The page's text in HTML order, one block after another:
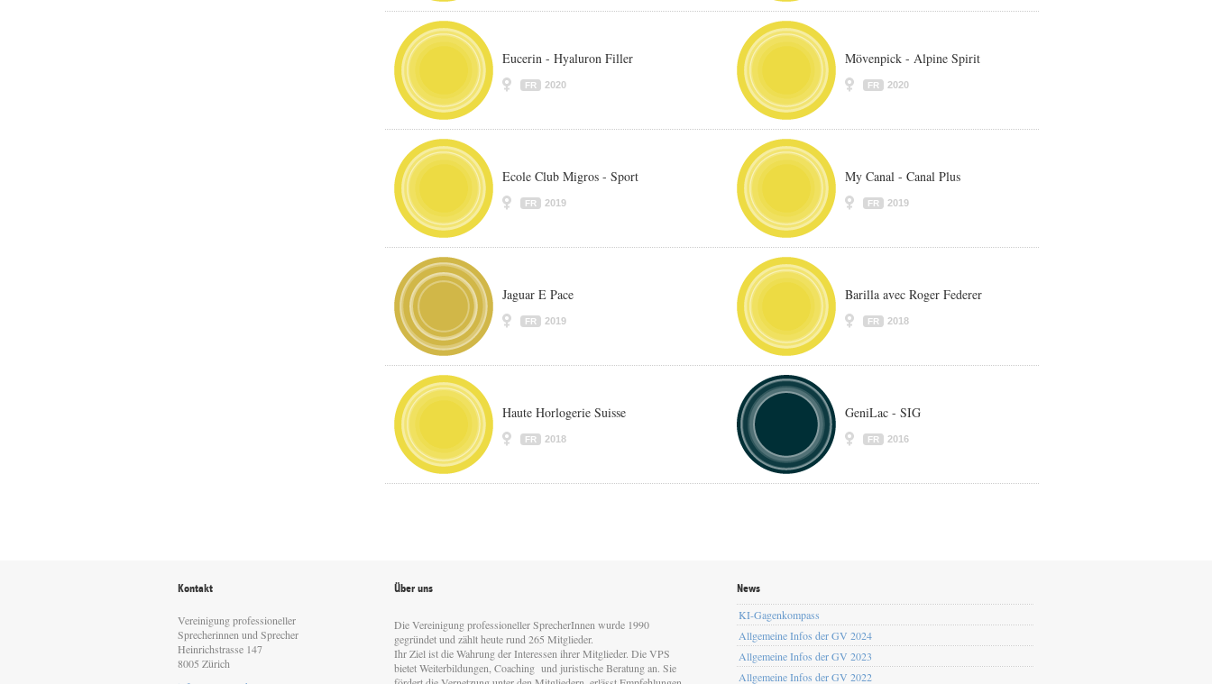
Eucerin - Hyaluron Filler
FR 2020
Mövenpick - Alpine Spirit
FR 2020
Ecole Club Migros - Sport
FR 2019
My Canal - Canal Plus
FR 2019
Jaguar E Pace
FR 2019
Barilla avec Roger Federer
FR 2018
Haute Horlogerie Suisse
FR 2018
GeniLac - SIG
FR 2016
Kontakt
Vereinigung professioneller
Sprecherinnen und Sprecher
Heinrichstrasse 147
8005 Zürich
Über uns
Die Vereinigung professioneller SprecherInnen wurde 1990
gegründet und zählt heute rund 265 Mitglieder.
Ihr Ziel ist die Wahrung der Interessen ihrer Mitglieder. Die VPS
bietet Weiterbildungen, Coaching und juristische Beratung an. Sie
News
KI-Gagenkompass
Allgemeine Infos der GV 2024
Allgemeine Infos der GV 2023
Allgemeine Infos der GV 2022